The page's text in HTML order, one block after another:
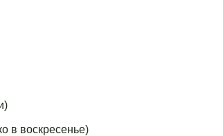
в воскресенье)